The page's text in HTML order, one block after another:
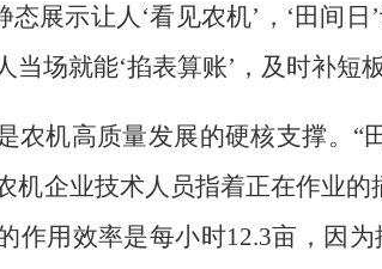
态展示让人‘看见农机’，‘田间
当场就能‘掐表算账’，及时补短
农机高质量发展的硬核支撑。“
机企业技术人员指着正在作业
作用效率是每小时12.3亩，因